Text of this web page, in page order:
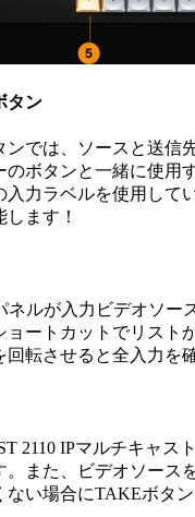
タン
では、ソースと送信
ボタンと一緒に使用
入力ラベルを使用して
します！
ネルが入力ビデオソー
ョートカットでリスト
転させると全入力を
2110 IPマルチキャス
また、ビデオソース
ない場合にTAKEボタ